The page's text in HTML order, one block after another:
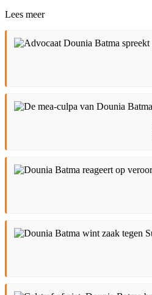
Lees meer